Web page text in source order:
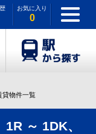
お気に入り
0
貸物件一覧
～ 1DK、